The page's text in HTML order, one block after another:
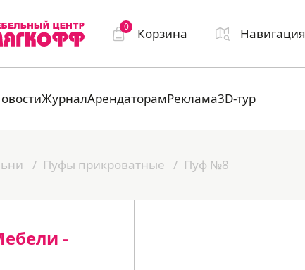
0 Корзина Навигация
ЖурналАрендаторамРеклама3D-тур
Пуфы прикроватные Пуф №8
-